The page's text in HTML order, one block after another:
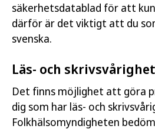
säkerhetsdatablad för att
därför är det viktigt att du
svenska.
Läs- och
Det finns möjlighet att göra
dig som har läs- och
Folkhälsomyndigheten